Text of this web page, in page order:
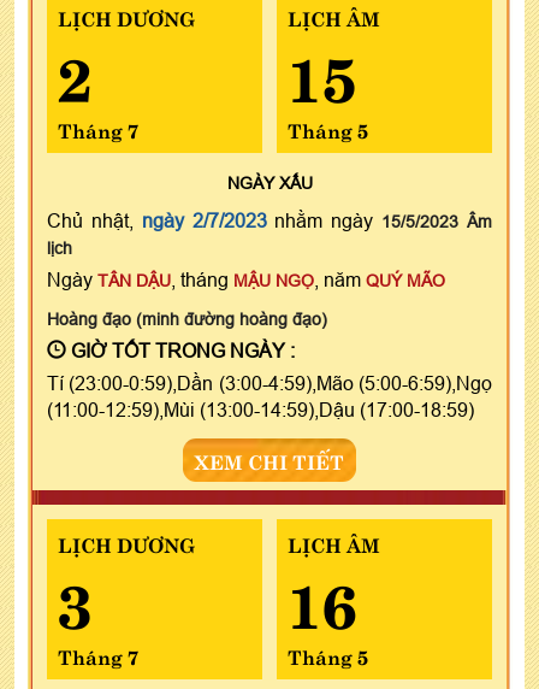
LỊCH DƯƠNG
2
Tháng 7
LỊCH ÂM
15
Tháng 5
NGÀYXẤU
Chủ nhật, ngày 2/7/2023nhằm ngày 15/5/2023 Âm
lịch
Ngày TÂN DẬU , tháng MẬU NGỌ , năm QUÝ MÃO
Hoàng đạo (minh đường hoàng đạo)
GIỜ TỐT TRONG NGÀY :
Tí (23:00-0:59),Dần (3:00-4:59),Mão (5:00-6:59),Ngọ
(11:00-12:59),Mùi (13:00-14:59),Dậu (17:00-18:59)
XEM CHI TIẾT
LỊCH DƯƠNG
3
Tháng 7
LỊCH ÂM
16
Tháng 5